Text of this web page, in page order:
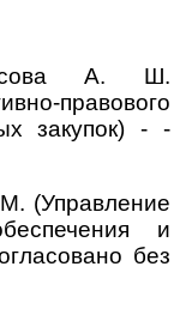
А. Ш.
правового
закупок) - -
(Управление
и
без